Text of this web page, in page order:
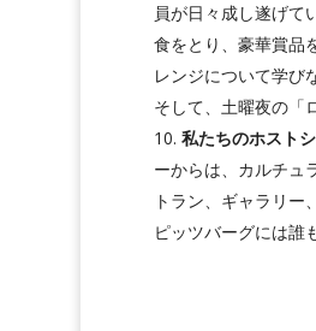
員が日々成し遂げて
食をとり、豪華賞品
レンジについて学び
そして、土曜夜の「
私たちのホスト
ーからは、カルチュ
トラン、ギャラリー
ピッツバーグには誰